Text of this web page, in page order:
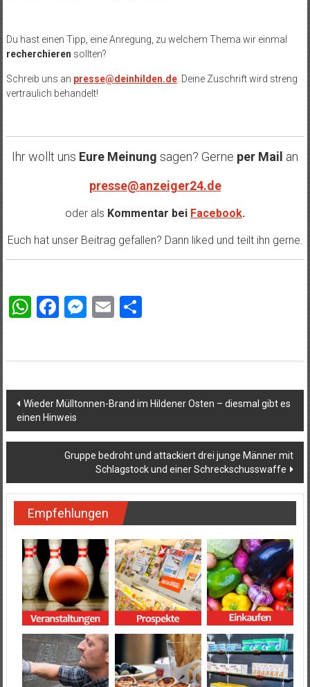
Du hast einen Tipp, eine Anregung, zu welchem Thema wir einmal
recherchieren sollten?
Schreib uns an presse@deinhilden.de. Deine Zuschrift wird streng
vertraulich behandelt!
Ihr wollt uns Eure Meinung sagen? Gerne per Mail an
presse@anzeiger24.de
oder als Kommentar bei Facebook.
Euch hat unser Beitrag gefallen? Dann liked und teilt ihn gerne.
WhatsApp
Facebook
Messenger
EmailTeilen
Beitragsnavigation
Wieder Mülltonnen-Brand im Hildener Osten – diesmal gibt es
einen Hinweis
Gruppe bedroht und attackiert drei junge Männer mit
Schlagstock und einer Schreckschusswaffe
Empfehlungen